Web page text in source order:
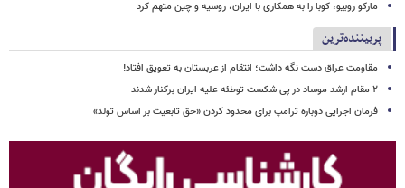
مارکو روبیو، کوبا را به همکاری با ایران، روسیه و چین متهم کرد
پربیننده‌ترین
مقاومت عراق دست نگه داشت؛ انتقام از عربستان به تعویق افتاد!
۲ مقام‌ ارشد موساد در پی شکست توطئه علیه ایران برکنار شدند
فرمان اجرایی دوباره ترامپ برای محدود کردن «حق تابعیت بر اساس تولد»